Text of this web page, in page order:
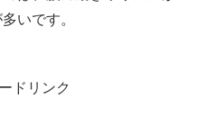
いです。
ドリンク